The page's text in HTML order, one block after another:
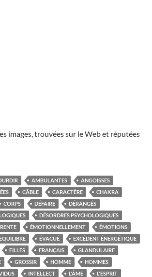
images, trouvées sur le Web et réputées
AMBULANTES
ANGOISSES
CÂBLE CARACTÈRE
CHAKRA
CORPS DÉFAIRE
DÉRANGÉS
DÉSORDRES PSYCHOLOGIQUES
ÉMOTIONNELLEMENT
ÉMOTIONS
ÉVACUÉ
EXCÉDENT ÉNERGÉTIQUE
FILLES FRANÇAIS
GLANDULAIRE
GROSSIR HOMME
HOMMES
INTELLECT L'ÂME
L'ESPRIT